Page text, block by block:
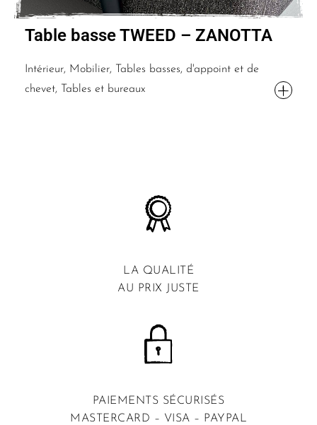
Table basse TWEED – ZANOTTA
Intérieur, Mobilier, Tables basses, d'appoint et de
chevet, Tables et bureaux
LA QUALITÉ
AU PRIX JUSTE
PAIEMENTS SÉCURISÉS
MASTERCARD – VISA – PAYPAL